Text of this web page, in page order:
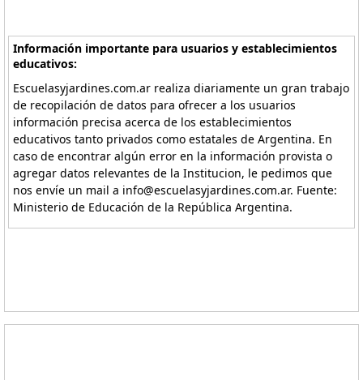
Información importante para usuarios y establecimientos
educativos:
Escuelasyjardines.com.ar realiza diariamente un gran trabajo
de recopilación de datos para ofrecer a los usuarios
información precisa acerca de los establecimientos
educativos tanto privados como estatales de Argentina. En
caso de encontrar algún error en la información provista o
agregar datos relevantes de la Institucion, le pedimos que
nos envíe un mail a info@escuelasyjardines.com.ar. Fuente:
Ministerio de Educación de la República Argentina.